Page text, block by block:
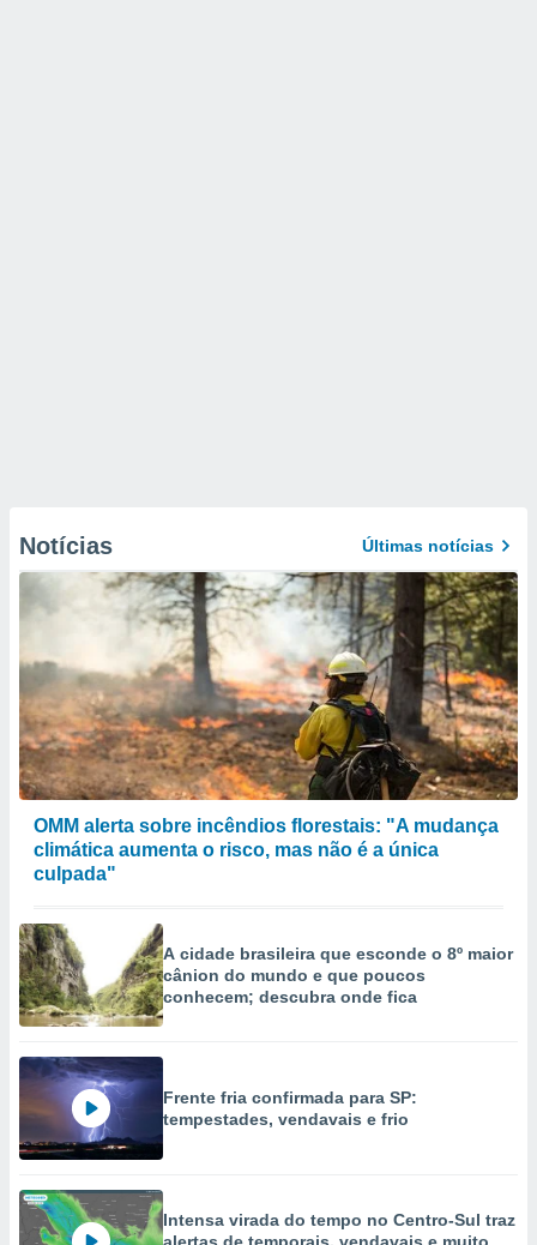
Notícias Últimas notícias
OMM alerta sobre incêndios florestais: "A mudança
climática aumenta o risco, mas não é a única
culpada"
A cidade brasileira que esconde o 8º maior
cânion do mundo e que poucos
conhecem; descubra onde fica
Frente fria confirmada para SP:
tempestades, vendavais e frio
Intensa virada do tempo no Centro-Sul traz